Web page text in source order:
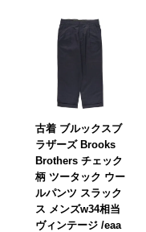
古着 ブルックスブ
ラザーズ Brooks
Brothers チェック
柄 ツータック ウー
ルパンツ スラック
ス メンズw34相当
ヴィンテージ /eaa